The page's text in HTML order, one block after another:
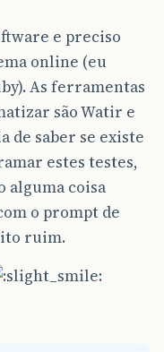
e preciso
online (eu
As ferramentas
são Watir e
de saber se existe
estes testes,
alguma coisa
o prompt de
ruim.